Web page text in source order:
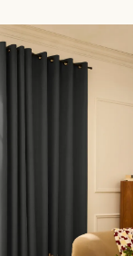
même occasion
déco vous
conseil
et la matière
métrage précis